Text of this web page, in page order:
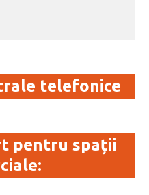
telefonice
pentru spații